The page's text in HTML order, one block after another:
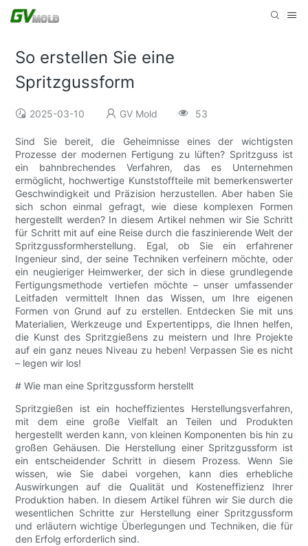
So erstellen Sie eine
Spritzgussform
2025-03-10 GV Mold 53
Sind Sie bereit, die Geheimnisse eines der wichtigsten
Prozesse der modernen Fertigung zu lüften? Spritzguss ist
ein bahnbrechendes Verfahren, das es Unternehmen
ermöglicht, hochwertige Kunststoffteile mit bemerkenswerter
Geschwindigkeit und Präzision herzustellen. Aber haben Sie
sich schon einmal gefragt, wie diese komplexen Formen
hergestellt werden? In diesem Artikel nehmen wir Sie Schritt
für Schritt mit auf eine Reise durch die faszinierende Welt der
Spritzgussformherstellung. Egal, ob Sie ein erfahrener
Ingenieur sind, der seine Techniken verfeinern möchte, oder
ein neugieriger Heimwerker, der sich in diese grundlegende
Fertigungsmethode vertiefen möchte – unser umfassender
Leitfaden vermittelt Ihnen das Wissen, um Ihre eigenen
Formen von Grund auf zu erstellen. Entdecken Sie mit uns
Materialien, Werkzeuge und Expertentipps, die Ihnen helfen,
die Kunst des Spritzgießens zu meistern und Ihre Projekte
auf ein ganz neues Niveau zu heben! Verpassen Sie es nicht
– legen wir los!
# Wie man eine Spritzgussform herstellt
Spritzgießen ist ein hocheffizientes Herstellungsverfahren,
mit dem eine große Vielfalt an Teilen und Produkten
hergestellt werden kann, von kleinen Komponenten bis hin zu
großen Gehäusen. Die Herstellung einer Spritzgussform ist
ein entscheidender Schritt in diesem Prozess. Wenn Sie
wissen, wie Sie dabei vorgehen, kann dies erhebliche
Auswirkungen auf die Qualität und Kosteneffizienz Ihrer
Produktion haben. In diesem Artikel führen wir Sie durch die
wesentlichen Schritte zur Herstellung einer Spritzgussform
und erläutern wichtige Überlegungen und Techniken, die für
den Erfolg erforderlich sind.